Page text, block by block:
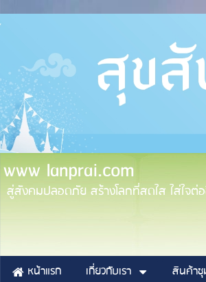
www lanprai.com
สู่สังคมปลอดภัย สร้างโลกที่สดใส ใส่ใจต่
หน้าแรก เกี่ยวกับเรา สินค้า